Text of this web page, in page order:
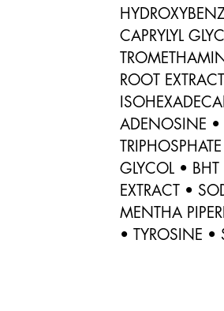
CAPRYLYL
ROOT
ADENOSINE
GLYCOL •
EXTRACT •
MENTHA
• TYROSINE •